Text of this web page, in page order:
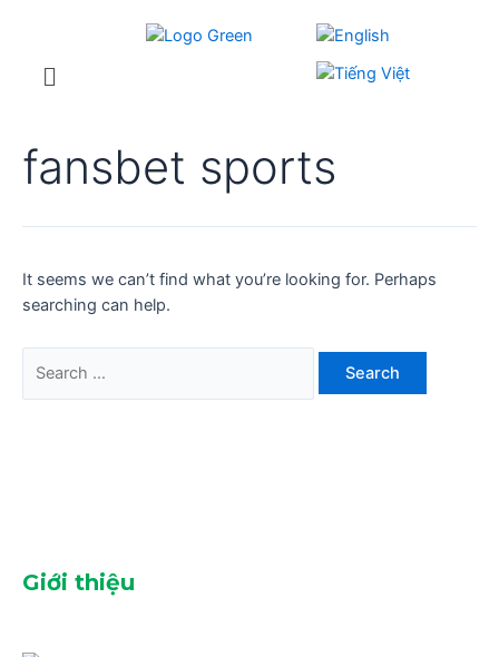
fansbet sports
It seems we can’t find what you’re looking for. Perhaps
searching can help.
Giới thiệu